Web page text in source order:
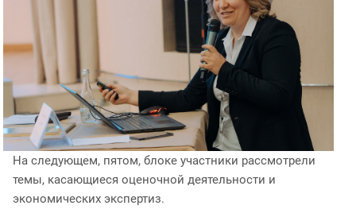
На следующем, пятом, блоке участники рассмотрели
темы, касающиеся оценочной деятельности и
экономических экспертиз.